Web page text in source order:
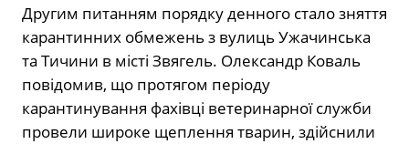
Другим питанням порядку денного стало зняття
карантинних обмежень з вулиць Ужачинська
та Тичини в місті Звягель. Олександр Коваль
повідомив, що протягом періоду
карантинування фахівці ветеринарної служби
провели широке щеплення тварин, здійснили